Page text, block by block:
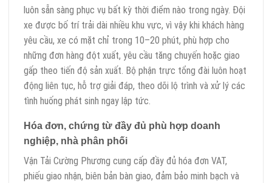
luôn sẵn sàng phục vụ bất kỳ thời điểm nào trong ngày. Đội
xe được bố trí trải dài nhiều khu vực, vì vậy khi khách hàng
yêu cầu, xe có mặt chỉ trong 10–20 phút, phù hợp cho
những đơn hàng đột xuất, yêu cầu tăng chuyến hoặc giao
gấp theo tiến độ sản xuất. Bộ phận trực tổng đài luôn hoạt
động liên tục, hỗ trợ giải đáp, theo dõi lộ trình và xử lý các
tình huống phát sinh ngay lập tức.
Hóa đơn, chứng từ đầy đủ phù hợp doanh
nghiệp, nhà phân phối
Vận Tải Cường Phương cung cấp đầy đủ hóa đơn VAT,
phiếu giao nhận, biên bản bàn giao, đảm bảo minh bạch và